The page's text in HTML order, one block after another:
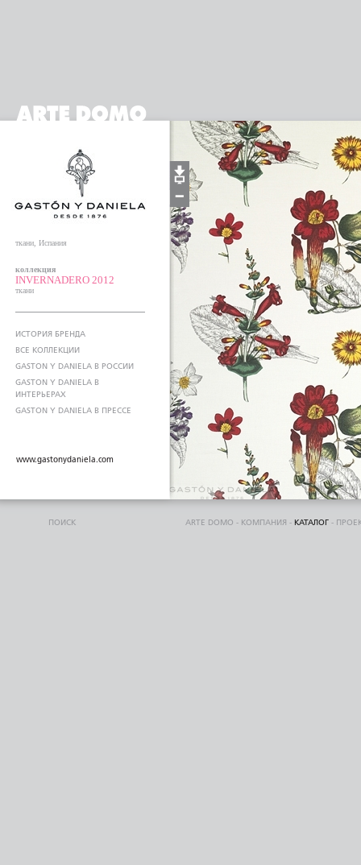
ткани, Испания
коллекция
INVERNADERO 2012
ткани
ИСТОРИЯ БРЕНДА
ВСЕ КОЛЛЕКЦИИ
GASTON Y DANIELA В РОССИИ
GASTON Y DANIELA В
ИНТЕРЬЕРАХ
GASTON Y DANIELA В ПРЕССЕ
www.gastonydaniela.com
ПОИСК ARTE DOMO - КОМПАНИЯ - КАТАЛОГ -